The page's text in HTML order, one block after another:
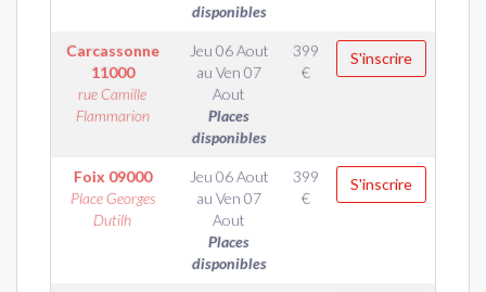
disponibles
Carcassonne
11000
rue Camille
Flammarion
Jeu 06 Aout
au Ven 07
Aout
Places
disponibles
399
€
S'inscrire
Foix 09000
Place Georges
Dutilh
Jeu 06 Aout
au Ven 07
Aout
Places
disponibles
399
€
S'inscrire